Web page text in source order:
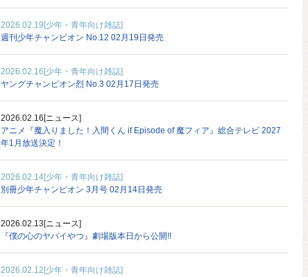
2026.02.19 [少年・青年向け雑誌]
週刊少年チャンピオン No.12 02月19日発売
2026.02.16 [少年・青年向け雑誌]
ヤングチャンピオン烈 No.3 02月17日発売
2026.02.16 [ニュース]
アニメ『魔入りました！入間くん if Episode of 魔フィア』総合テレビ 2027
年1月放送決定！
2026.02.14[少年・青年向け雑誌]
別冊少年チャンピオン 3月号 02月14日発売
2026.02.13 [ニュース]
『僕の心のヤバイやつ』劇場版本日から公開!!
2026.02.12 [少年・青年向け雑誌]